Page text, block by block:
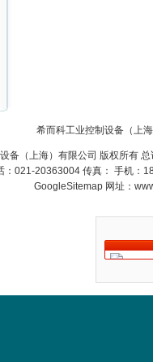
希而科工业控制设备（上
备（上海）有限公司 版权所有
：021-20363004 传真： 手机：
GoogleSitemap网址：